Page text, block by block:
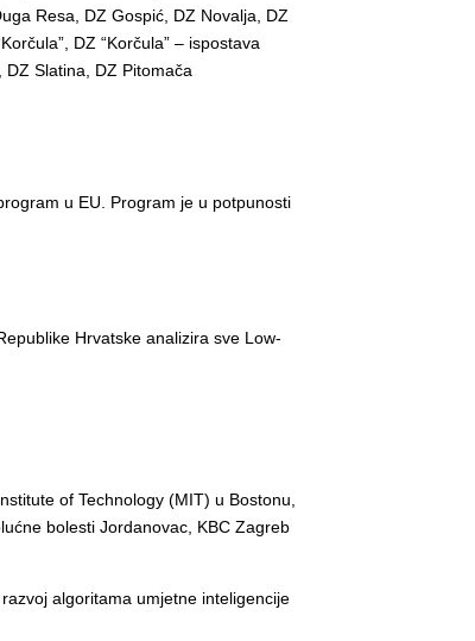
Resa, DZ Gospić, DZ Novalja, DZ
DZ “Korčula” – ispostava
DZ Slatina, DZ Pitomača
u EU. Program je u potpunosti
Hrvatske analizira sve Low-
of Technology (MIT) u Bostonu,
bolesti Jordanovac, KBC Zagreb
algoritama umjetne inteligencije